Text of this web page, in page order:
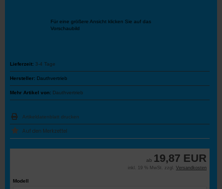
Für eine größere Ansicht klicken Sie auf das
Vorschaubild
ab 19,87 EUR
inkl. 19 % MwSt. zzgl. Versandkosten
Modell
Lieferzeit: 3-4 Tage
Hersteller: Dauthvertrieb
Mehr Artikel von: Dauthvertrieb
Artikeldatenblatt drucken